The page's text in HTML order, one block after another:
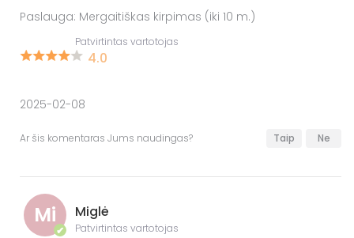
Paslauga: Mergaitiškas kirpimas (iki 10 m.)
Patvirtintas vartotojas
4.0
2025-02-08
Ar šis komentaras Jums naudingas? Taip Ne
Mi
✔
Miglė
Patvirtintas vartotojas